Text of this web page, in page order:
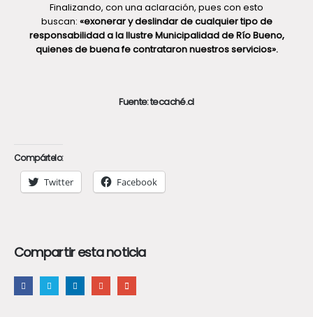
Finalizando, con una aclaración, pues con esto
buscan: «exonerar y deslindar de cualquier tipo de
responsabilidad a la Ilustre Municipalidad de Río Bueno,
quienes de buena fe contrataron nuestros servicios».
Fuente: tecaché.cl
Compártelo:
Twitter Facebook
Compartir esta noticia